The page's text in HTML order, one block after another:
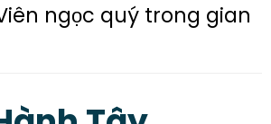
ngọc quý trong gian